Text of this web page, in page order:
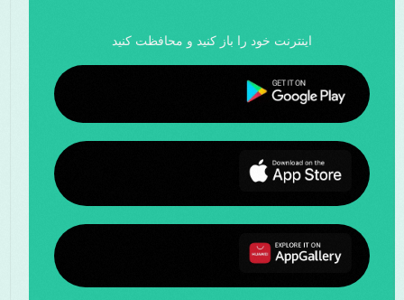
اینترنت خود را باز کنید و محافظت کنید